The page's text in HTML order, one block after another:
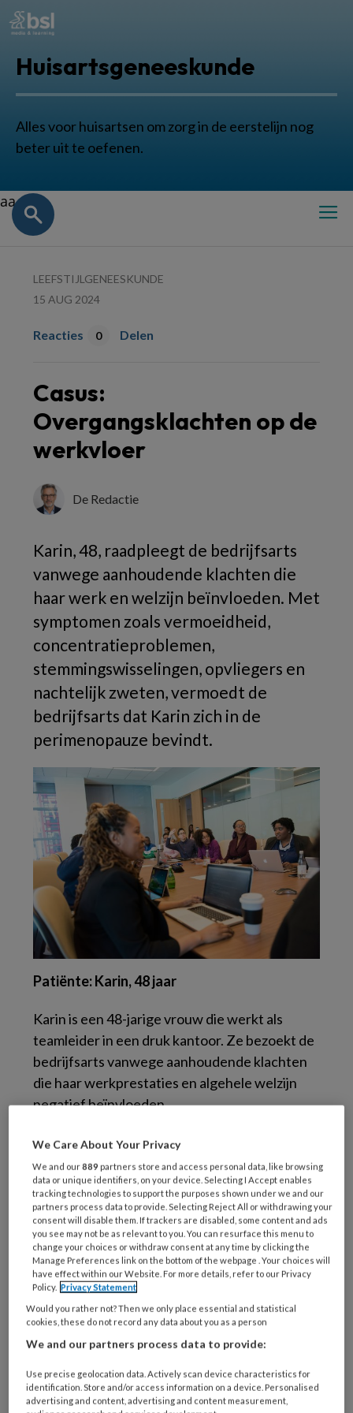
Huisartsgeneeskunde
Alles voor huisartsen om zorg in de eerstelijn nog
beter uit te oefenen.
aa
LEEFSTIJLGENEESKUNDE
15 AUG 2024
Reacties 0 Delen
Casus:
Overgangsklachten op de
werkvloer
De Redactie
Karin, 48, raadpleegt de bedrijfsarts
vanwege aanhoudende klachten die
haar werk en welzijn beïnvloeden. Met
symptomen zoals vermoeidheid,
concentratieproblemen,
stemmingswisselingen, opvliegers en
nachtelijk zweten, vermoedt de
bedrijfsarts dat Karin zich in de
perimenopauze bevindt.
Patiënte: Karin, 48 jaar
Karin is een 48-jarige vrouw die werkt als
teamleider in een druk kantoor. Ze bezoekt de
bedrijfsarts vanwege aanhoudende klachten
die haar werkprestaties en algehele welzijn
negatief beïnvloeden.
Symptomen
Vermoeidheid:Karin voelt zich constant
uitgeput, zelfs na een goede nachtrust.
Concentratieproblemen:Ze heeft moeite
om zich te concentreren op haar werk en
maakt vaker fouten dan voorheen.
Stemmingswisselingen:Karin merkt dat ze
tot spanningen met collega’s.
Opvliegers:Tijdens vergaderingen ervaart
We Care About Your Privacy
We and our889 partners store and access personal data, like browsing
data or unique identifiers, on your device. Selecting I Accept enables
tracking technologies to support the purposes shown under we and our
partners process data to provide. Selecting Reject All or withdrawing your
consent will disable them. If trackers are disabled, some content and ads
you see may not be as relevant to you. You can resurface this menu to
change your choices or withdraw consent at any time by clicking the
Manage Preferences link on the bottom of the webpage . Your choices will
have effect within our Website. For more details, refer to our Privacy
Policy. Privacy Statement
Would you rather not? Then we only place essential and statistical
cookies, these do not record any data about you as a person
We and our partners process data to provide:
Use precise geolocation data. Actively scan device characteristics for
identification. Store and/or access information on a device. Personalised
advertising and content, advertising and content measurement,